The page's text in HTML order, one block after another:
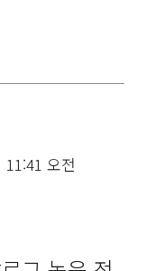
오전